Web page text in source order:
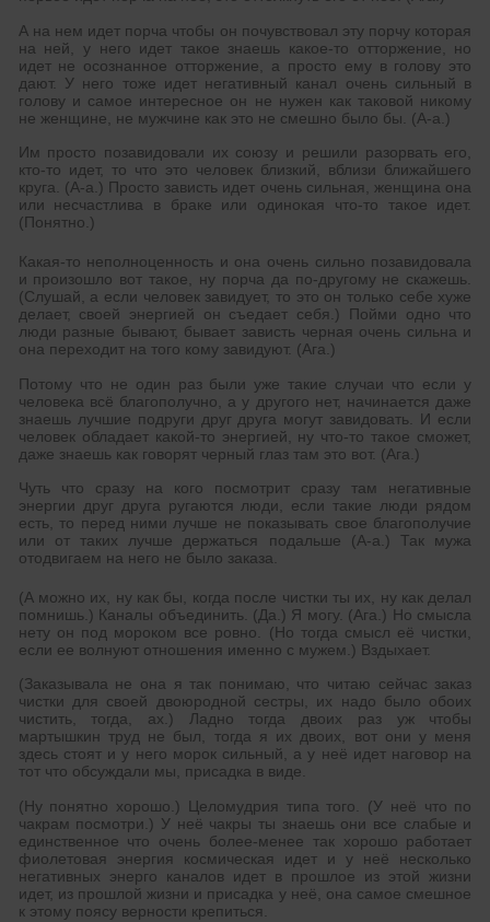
А на нем идет порча чтобы он почувствовал эту порчу которая
на ней, у него идет такое знаешь какое-то отторжение, но
идет не осознанное отторжение, а просто ему в голову это
дают. У него тоже идет негативный канал очень сильный в
голову и самое интересное он не нужен как таковой никому
не женщине, не мужчине как это не смешно было бы. (А-а.)
Им просто позавидовали их союзу и решили разорвать его,
кто-то идет, то что это человек близкий, вблизи ближайшего
круга. (А-а.) Просто зависть идет очень сильная, женщина она
или несчастлива в браке или одинокая что-то такое идет.
(Понятно.)
Какая-то неполноценность и она очень сильно позавидовала
и произошло вот такое, ну порча да по-другому не скажешь.
(Слушай, а если человек завидует, то это он только себе хуже
делает, своей энергией он съедает себя.) Пойми одно что
люди разные бывают, бывает зависть черная очень сильна и
она переходит на того кому завидуют. (Ага.)
Потому что не один раз были уже такие случаи что если у
человека всё благополучно, а у другого нет, начинается даже
знаешь лучшие подруги друг друга могут завидовать. И если
человек обладает какой-то энергией, ну что-то такое сможет,
даже знаешь как говорят черный глаз там это вот. (Ага.)
Чуть что сразу на кого посмотрит сразу там негативные
энергии друг друга ругаются люди, если такие люди рядом
есть, то перед ними лучше не показывать свое благополучие
или от таких лучше держаться подальше (А-а.) Так мужа
отодвигаем на него не было заказа.
(А можно их, ну как бы, когда после чистки ты их, ну как делал
помнишь.) Каналы объединить. (Да.) Я могу. (Ага.) Но смысла
нету он под мороком все ровно. (Но тогда смысл её чистки,
если ее волнуют отношения именно с мужем.) Вздыхает.
(Заказывала не она я так понимаю, что читаю сейчас заказ
чистки для своей двоюродной сестры, их надо было обоих
чистить, тогда, ах.) Ладно тогда двоих раз уж чтобы
мартышкин труд не был, тогда я их двоих, вот они у меня
здесь стоят и у него морок сильный, а у неё идет наговор на
тот что обсуждали мы, присадка в виде.
(Ну понятно хорошо.) Целомудрия типа того. (У неё что по
чакрам посмотри.) У неё чакры ты знаешь они все слабые и
единственное что очень более-менее так хорошо работает
фиолетовая энергия космическая идет и у неё несколько
негативных энерго каналов идет в прошлое из этой жизни
идет, из прошлой жизни и присадка у неё, она самое смешное
к этому поясу верности крепиться.